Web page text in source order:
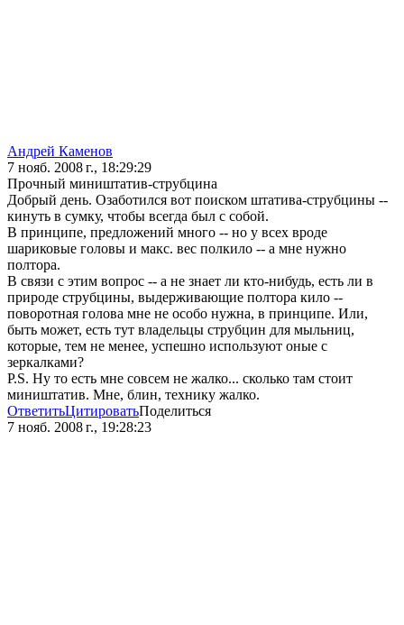
Андрей Каменов
7 нояб. 2008 г., 18:29:29
Прочный миништатив-струбцина
Добрый день. Озаботился вот поиском штатива-струбцины --
кинуть в сумку, чтобы всегда был с собой.
В принципе, предложений много -- но у всех вроде
шариковые головы и макс. вес полкило -- а мне нужно
полтора.
В связи с этим вопрос -- а не знает ли кто-нибудь, есть ли в
природе струбцины, выдерживающие полтора кило --
поворотная голова мне не особо нужна, в принципе. Или,
быть может, есть тут владельцы струбцин для мыльниц,
которые, тем не менее, успешно используют оные с
зеркалками?
P.S. Ну то есть мне совсем не жалко... сколько там стоит
миништатив. Мне, блин, технику жалко.
ОтветитьЦитироватьПоделиться
7 нояб. 2008 г., 19:28:23